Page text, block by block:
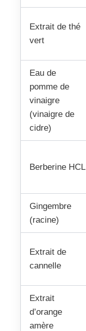
Extrait de thé
vert
Eau de
pomme de
vinaigre
(vinaigre de
cidre)
Berberine HCL
Gingembre
(racine)
Extrait de
cannelle
Extrait
d’orange
amère